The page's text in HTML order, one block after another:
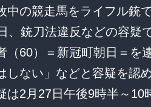
中の競走馬をライフル銃
、銃刀法違反などの容疑
（60）＝新冠町朝日＝を
ない」などと容疑を認め
2月27日午後9時半～10